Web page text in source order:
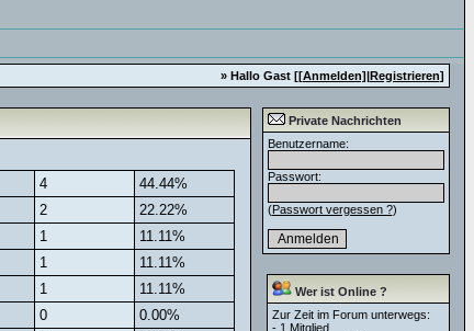
» Hallo Gast [[Anmelden]|Registrieren]
4
44.44%
2
22.22%
1
11.11%
1
11.11%
1
11.11%
0
0.00%
Private Nachrichten
Benutzername:
Passwort:
(Passwort vergessen ?)
Wer ist Online ?
Zur Zeit im Forum unterwegs:
- 1 Mitglied